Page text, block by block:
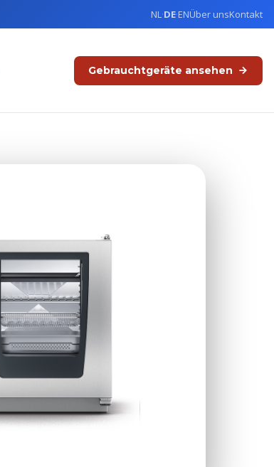
NL ·DE·ENÜber unsKontakt
Gebrauchtgeräte ansehen